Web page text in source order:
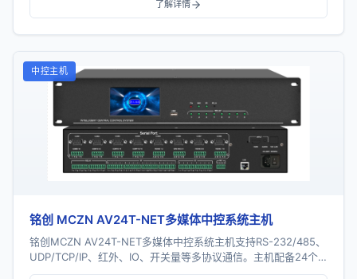
了解详情
中控主机
铭创 MCZN AV24T-NET多媒体中控系统主机
铭创MCZN AV24T-NET多媒体中控系统主机支持RS-232/485、
UDP/TCP/IP、红外、IO、开关量等多协议通信。主机配备24个
串口、16个红外...